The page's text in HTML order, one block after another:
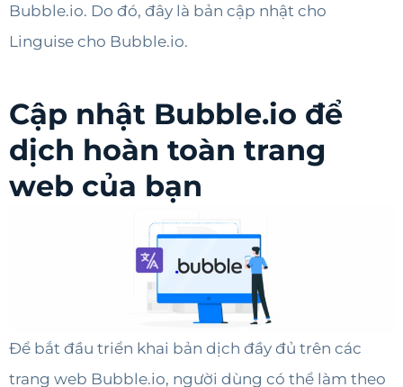
Bubble.io. Do đó, đây là bản cập nhật cho
Linguise cho Bubble.io.
Cập nhật Bubble.io để
dịch hoàn toàn trang
web của bạn
Để bắt đầu triển khai bản dịch đầy đủ trên các
trang web Bubble.io, người dùng có thể làm theo